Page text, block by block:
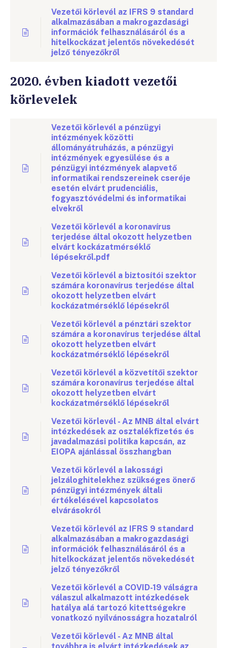
Vezetői körlevél az IFRS 9 standard
alkalmazásában a makrogazdasági
információk felhasználásáról és a
hitelkockázat jelentős növekedését
jelző tényezőkről
2020. évben kiadott vezetői
körlevelek
Vezetői körlevél a pénzügyi
intézmények közötti
állományátruházás, a pénzügyi
intézmények egyesülése és a
pénzügyi intézmények alapvető
informatikai rendszereinek cseréje
esetén elvárt prudenciális,
fogyasztóvédelmi és informatikai
elvekről
Vezetői körlevél a koronavírus
terjedése által okozott helyzetben
elvárt kockázatmérséklő
lépésekről.pdf
Vezetői körlevél a biztosítói szektor
számára koronavírus terjedése által
okozott helyzetben elvárt
kockázatmérséklő lépésekről
Vezetői körlevél a pénztári szektor
számára a koronavírus terjedése által
okozott helyzetben elvárt
kockázatmérséklő lépésekről
Vezetői körlevél a közvetítői szektor
számára koronavírus terjedése által
okozott helyzetben elvárt
kockázatmérséklő lépésekről
Vezetői körlevél - Az MNB által elvárt
intézkedések az osztalékfizetés és
javadalmazási politika kapcsán, az
EIOPA ajánlással összhangban
Vezetői körlevél a lakossági
jelzáloghitelekhez szükséges önerő
pénzügyi intézmények általi
értékelésével kapcsolatos
elvárásokról
Vezetői körlevél az IFRS 9 standard
alkalmazásában a makrogazdasági
információk felhasználásáról és a
hitelkockázat jelentős növekedését
jelző tényezőkről
Vezetői körlevél a COVID-19 válságra
válaszul alkalmazott intézkedések
hatálya alá tartozó kitettségekre
vonatkozó nyilvánosságra hozatalról
Vezetői körlevél - Az MNB által